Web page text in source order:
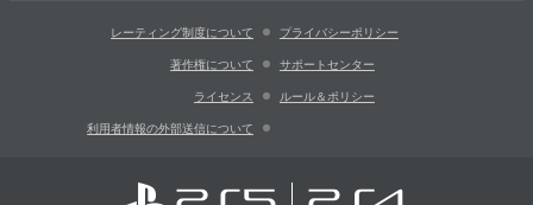
レーティング制度について プライバシーポリシー
著作権について サポートセンター
ライセンス ルール＆ポリシー
利用者情報の外部送信について